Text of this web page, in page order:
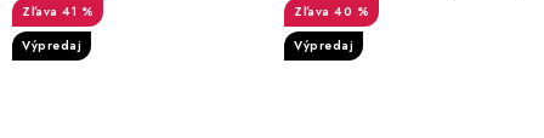
41 %
Výpredaj
40 %
Výpredaj